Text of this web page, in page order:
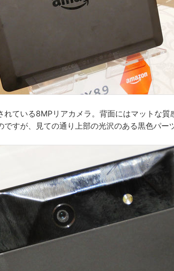
れている8MPリアカメラ。背面にはマットな
ですが、見ての通り上部の光沢のある黒色パー